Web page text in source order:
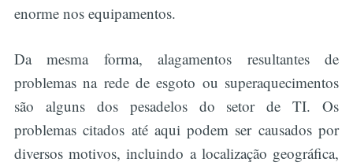
enorme nos equipamentos.
Da mesma forma, alagamentos resultantes de
problemas na rede de esgoto ou superaquecimentos
são alguns dos pesadelos do setor de TI. Os
problemas citados até aqui podem ser causados por
diversos motivos, incluindo a localização geográfica,